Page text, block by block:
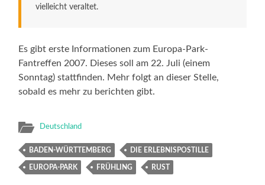
vielleicht veraltet.
Es gibt erste Informationen zum Europa-Park-
Fantreffen 2007. Dieses soll am 22. Juli (einem
Sonntag) stattfinden. Mehr folgt an dieser Stelle,
sobald es mehr zu berichten gibt.
Deutschland
BADEN-WÜRTTEMBERG DIE ERLEBNISPOSTILLE
EUROPA-PARK FRÜHLING RUST